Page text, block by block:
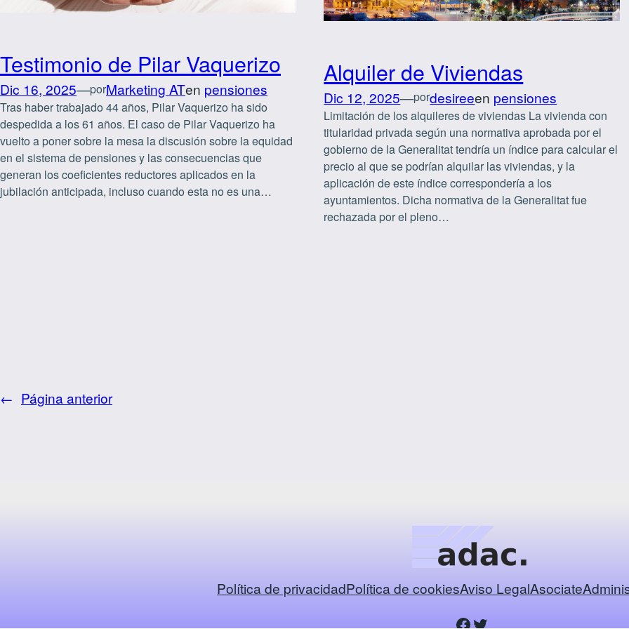
Testimonio de Pilar Vaquerizo
Dic 16, 2025—porMarketing ATen pensiones
Tras haber trabajado 44 años, Pilar Vaquerizo ha sido
despedida a los 61 años. El caso de Pilar Vaquerizo ha
vuelto a poner sobre la mesa la discusión sobre la equidad
en el sistema de pensiones y las consecuencias que
generan los coeficientes reductores aplicados en la
jubilación anticipada, incluso cuando esta no es una…
Alquiler de Viviendas
Dic 12, 2025—pordesireeen pensiones
Limitación de los alquileres de viviendas La vivienda con
titularidad privada según una normativa aprobada por el
gobierno de la Generalitat tendría un índice para calcular el
precio al que se podrían alquilar las viviendas, y la
aplicación de este índice correspondería a los
ayuntamientos. Dicha normativa de la Generalitat fue
rechazada por el pleno…
← Página anterior
Política de privacidadPolítica de cookiesAviso LegalAsociate